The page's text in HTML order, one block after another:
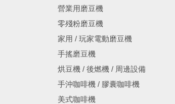
營業用磨豆機
零殘粉磨豆機
家用 / 玩家電動磨豆機
手搖磨豆機
烘豆機 / 後燃機 / 周邊設備
手沖咖啡機 / 膠囊咖啡機
美式咖啡機